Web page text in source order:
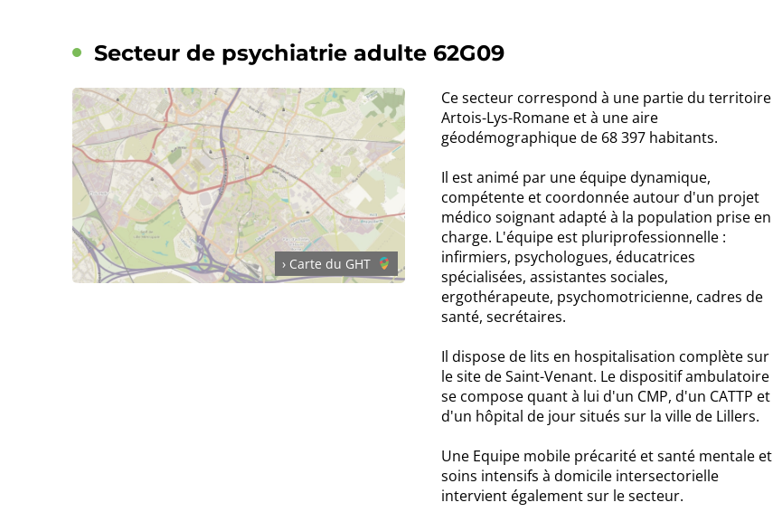
Secteur de psychiatrie adulte 62G09
› Carte du GHT
Ce secteur correspond à une partie du territoire
Artois-Lys-Romane et à une aire
géodémographique de 68 397 habitants.
Il est animé par une équipe dynamique,
compétente et coordonnée autour d'un projet
médico soignant adapté à la population prise en
charge. L'équipe est pluriprofessionnelle :
infirmiers, psychologues, éducatrices
spécialisées, assistantes sociales,
ergothérapeute, psychomotricienne, cadres de
santé, secrétaires.
Il dispose de lits en hospitalisation complète sur
le site de Saint-Venant. Le dispositif ambulatoire
se compose quant à lui d'un CMP, d'un CATTP et
d'un hôpital de jour situés sur la ville de Lillers.
Une Equipe mobile précarité et santé mentale et
soins intensifs à domicile intersectorielle
intervient également sur le secteur.